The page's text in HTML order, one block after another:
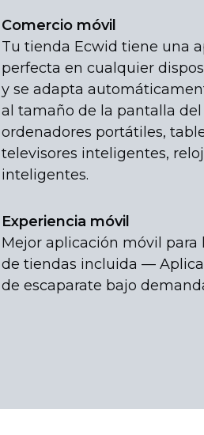
Comercio móvil
Tu tienda Ecwid tiene una
perfecta en cualquier
y se adapta
al tamaño de la pantalla del
ordenadores portátiles,
televisores inteligentes,
inteligentes.
Experiencia móvil
Mejor aplicación móvil para
de tiendas incluida —
de escaparate bajo